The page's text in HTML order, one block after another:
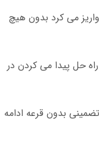
واریز می کرد بدون هیچ
حل پیدا می کردن در
تضمینی بدون قرعه ادامه